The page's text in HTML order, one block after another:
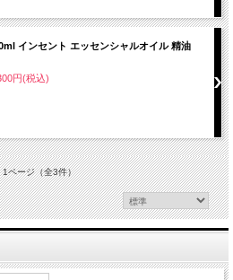
インセント エッセンシャルオイル 精油
円(税込)
1ページ（全3件）